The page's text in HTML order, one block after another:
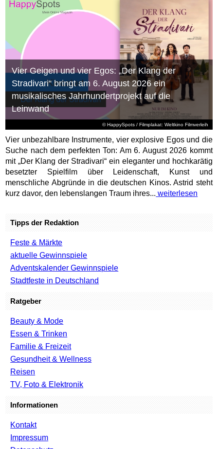
© HappySpots / Filmplakat: Weltkino Filmverleih
Vier Geigen und vier Egos: „Der Klang der
Stradivari“ bringt am 6. August 2026 ein
musikalisches Jahrhundertprojekt auf die
Leinwand
Vier unbezahlbare Instrumente, vier explosive Egos und die
Suche nach dem perfekten Ton: Am 6. August 2026 kommt
mit „Der Klang der Stradivari“ ein eleganter und hochkarätig
besetzter Spielfilm über Leidenschaft, Kunst und
menschliche Abgründe in die deutschen Kinos. Astrid steht
kurz davor, den lebenslangen Traum ihres... weiterlesen
Tipps der Redaktion
Feste & Märkte
aktuelle Gewinnspiele
Adventskalender Gewinnspiele
Stadtfeste in Deutschland
Ratgeber
Beauty & Mode
Essen & Trinken
Familie & Freizeit
Gesundheit & Wellness
Reisen
TV, Foto & Elektronik
Informationen
Kontakt
Impressum